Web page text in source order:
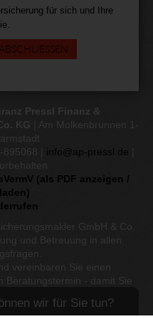
für sich und Ihre
Pressl Finanz &
KG | Am Molkenbrunnen 1-
| info@ap-pressl.de
(als PDF anzeigen /
GmbH & Co.
und Betreuung in allen
vereinbaren Sie einen
- damit Sie
sind.
wir für Sie tun?